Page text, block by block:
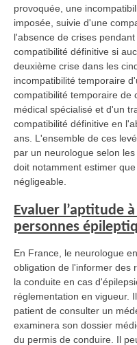
provoquée, une
imposée, suivie d'une
l'absence de crises
compatibilité définitive si
deuxième crise dans les
incompatibilité temporaire
compatibilité temporaire de
médical spécialisé et d'un
compatibilité définitive en
ans. L'ensemble de ces
par un neurologue selon
doit notamment estimer
négligeable.
Evaluer l’aptitude
personnes
En France, le neurologue
obligation de l'informer des
la conduite en cas
réglementation en vigueur.
patient de consulter un
examinera son dossier
du permis de conduire. Il